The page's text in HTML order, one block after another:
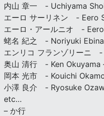
内山 章一 - Uchiyama
エーロ サーリネン - Eero
エーロ・アールニオ -
蛯名 紀之 - Noriyuki
エンリコ フランゾリーニ
奥山 清行 - Ken Okuyama
岡本 光市 - Kouichi
小澤 良介 - Ryosuke
etc…
– か行